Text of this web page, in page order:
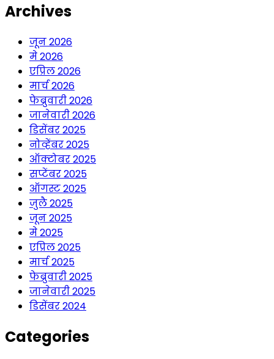
Archives
जून 2026
मे 2026
एप्रिल 2026
मार्च 2026
फेब्रुवारी 2026
जानेवारी 2026
डिसेंबर 2025
नोव्हेंबर 2025
ऑक्टोबर 2025
सप्टेंबर 2025
ऑगस्ट 2025
जुलै 2025
जून 2025
मे 2025
एप्रिल 2025
मार्च 2025
फेब्रुवारी 2025
जानेवारी 2025
डिसेंबर 2024
Categories